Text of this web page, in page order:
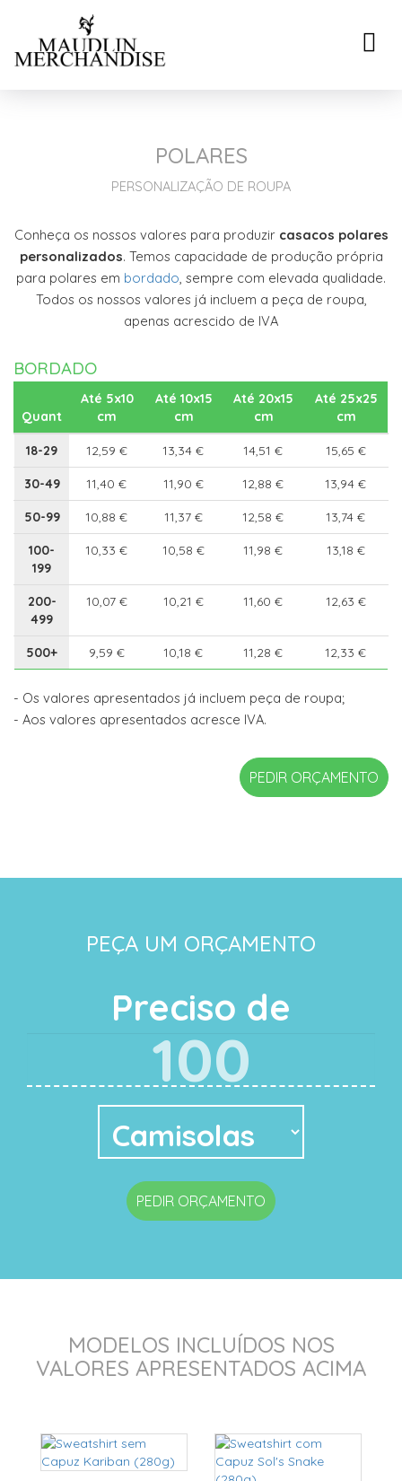
POLARES
PERSONALIZAÇÃO DE ROUPA
Conheça os nossos valores para produzir casacos polares
personalizados. Temos capacidade de produção própria
para polares em bordado, sempre com elevada qualidade.
Todos os nossos valores já incluem a peça de roupa,
apenas acrescido de IVA
BORDADO
Quant
Até 5x10
cm
Até 10x15
cm
Até 20x15
cm
Até 25x25
cm
18-29 12,59 € 13,34 € 14,51 € 15,65 €
30-49 11,40 € 11,90 € 12,88 € 13,94 €
50-99 10,88 € 11,37 € 12,58 € 13,74 €
100-
199
10,33 € 10,58 € 11,98 € 13,18 €
200-
499
10,07 € 10,21 € 11,60 € 12,63 €
500+ 9,59 € 10,18 € 11,28 € 12,33 €
- Os valores apresentados já incluem peça de roupa;
- Aos valores apresentados acresce IVA.
PEDIR ORÇAMENTO
PEÇA UM ORÇAMENTO
Preciso de
PEDIR ORÇAMENTO
MODELOS INCLUÍDOS NOS
VALORES APRESENTADOS ACIMA